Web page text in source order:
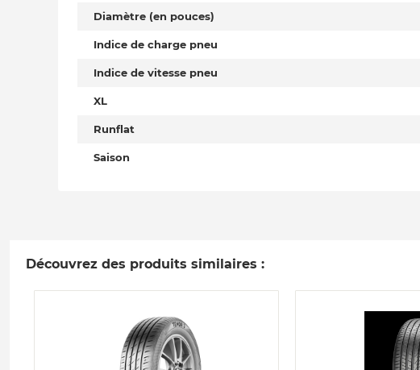
Diamètre (en pouces)
Indice de charge pneu
Indice de vitesse pneu
XL
Runflat
Saison
Découvrez des produits similaires :